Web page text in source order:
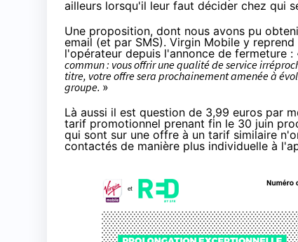
ailleurs lorsqu'il leur faut décider chez qui
Une proposition, dont nous avons pu
email (et par SMS). Virgin Mobile y
l'opérateur depuis l'annonce de fermeture :
commun : vous offrir une qualité de service
titre, votre offre sera prochainement amenée à
groupe. »
Là aussi il est question de 3,99 euros par
tarif promotionnel prenant fin le 30 juin
qui sont sur une offre à un tarif similaire
contactés de manière plus individuelle à